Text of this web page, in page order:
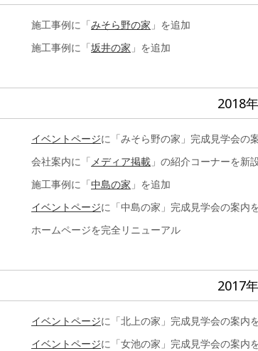
施工事例に「みそら野の家 」を追加
施工事例に「坂井の家 」を追加
2018年
イベントページに「みそら野の家」完成見学会の
会社案内に「メディア掲載 」の紹介コーナーを新
施工事例に「中島の家 」を追加
イベントページに「中島の家」完成見学会の案内
ホームページを完全リニューアル
2017年
イベントページに「北上の家」完成見学会の案内
イベントページに「女池の家」完成見学会の案内